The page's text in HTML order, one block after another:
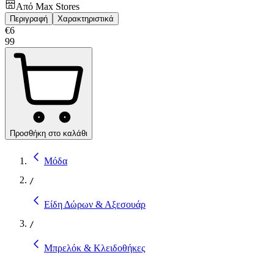
Από Max Stores
Περιγραφή Χαρακτηριστικά
€6
99
Προσθήκη στο καλάθι
Μόδα
/
Είδη Δώρων & Αξεσουάρ
/
Μπρελόκ & Κλειδοθήκες